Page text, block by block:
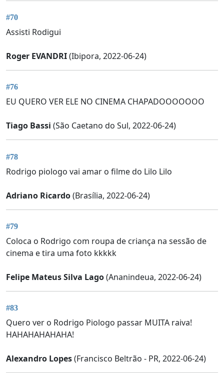
#70
Assisti Rodigui
Roger EVANDRI(Ibipora, 2022-06-24)
#76
EU QUERO VER ELE NO CINEMA CHAPADOOOOOOO
Tiago Bassi (São Caetano do Sul, 2022-06-24)
#78
Rodrigo piologo vai amar o filme do Lilo Lilo
Adriano Ricardo(Brasília, 2022-06-24)
#79
Coloca o Rodrigo com roupa de criança na sessão de
cinema e tira uma foto kkkkk
Felipe Mateus Silva Lago(Ananindeua, 2022-06-24)
#83
Quero ver o Rodrigo Piologo passar MUITA raiva!
HAHAHAHAHAHA!
Alexandro Lopes(Francisco Beltrão - PR, 2022-06-24)